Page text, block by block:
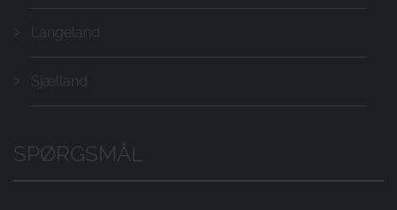
Langeland
Sjælland
SPØRGSMÅL